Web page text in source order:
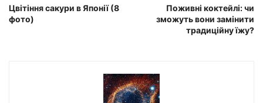
Цвітіння сакури в Японії (8
фото)
Поживні коктейлі: чи
зможуть вони замінити
традиційну їжу?